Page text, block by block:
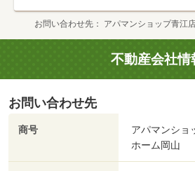
お問い合わせ先 アパマンショップ青江
不動産会社情
お問い合わせ先
商号
アパマンショ
ホーム岡山